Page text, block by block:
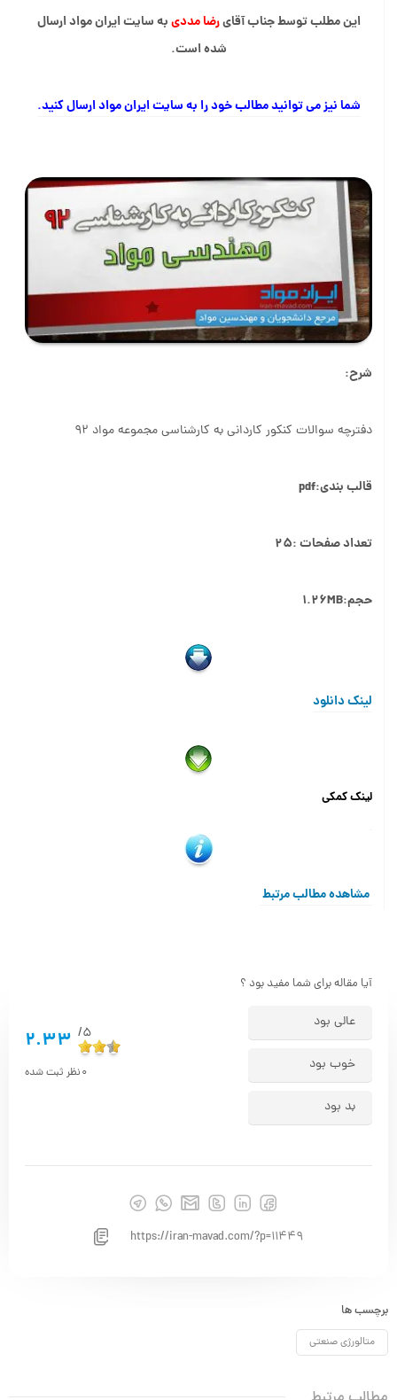
این مطلب توسط جناب آقایرضا مددیبه سایت ایران مواد ارسال
شده است.
شما نیز می توانید مطالب خود را به سایت ایران مواد ارسال کنید.
شرح:
دفترچه سوالات کنکور کاردانی به کارشناسی مجموعه مواد ۹۲
قالب بندی:pdf
تعداد صفحات :25
حجم:1.26MB
لینک دانلود
لینک کمکی
مشاهده مطالب مرتبط
آیا مقاله برای شما مفید بود ؟
عالی بود
خوب بود
بد بود
5/
2.33
0نظر ثبت شده
https://iran-mavad.com/?p=11449
برچسب ها
متالورژی صنعتی